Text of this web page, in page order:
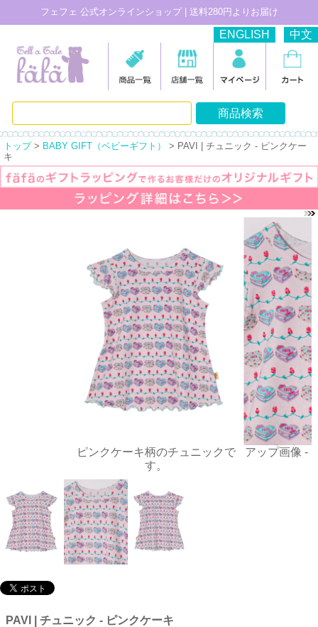
フェフェ 公式オンラインショップ | 送料280円よりお届け
ENGLISH 中文
トップ> BABY GIFT（ベビーギフト）
> PAVI | チュニック - ピンクケー
キ
ピンクケーキ柄のチュニックで
す。
アップ画像 -
PAVI | チュニック - ピンクケーキ